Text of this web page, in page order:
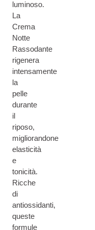
luminoso.
La
Crema
Notte
Rassodante
rigenera
intensamente
la
pelle
durante
il
riposo,
migliorandone
elasticità
e
tonicità.
Ricche
di
antiossidanti,
queste
formule